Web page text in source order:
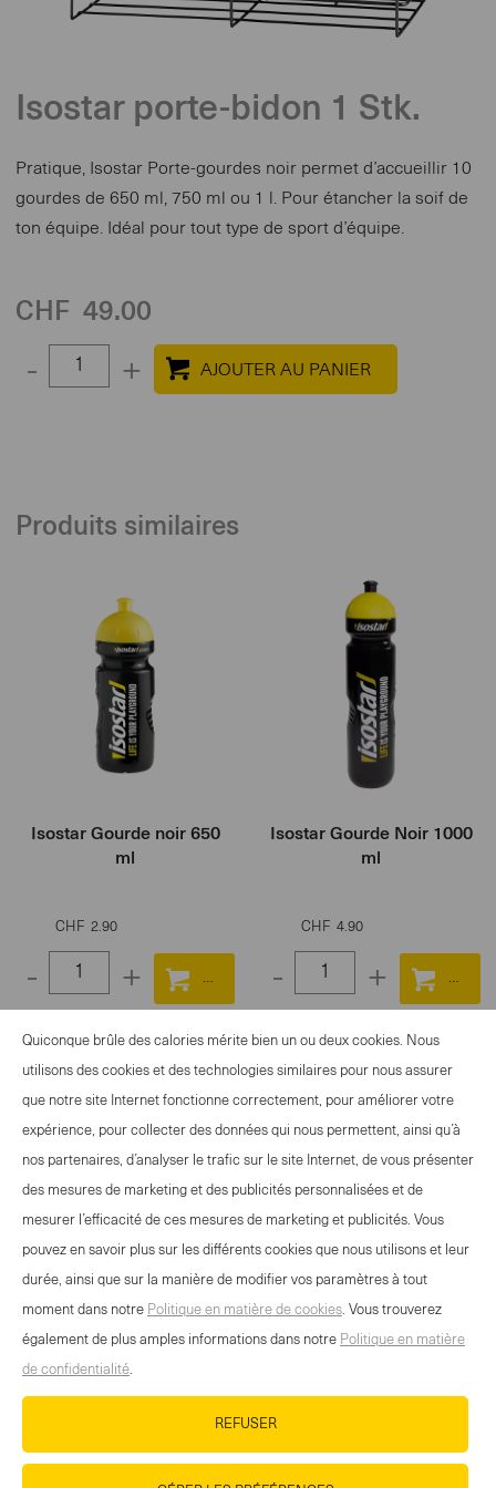
Isostar porte-bidon 1 Stk.
Pratique, Isostar Porte-gourdes noir permet d’accueillir 10
gourdes de 650 ml, 750 ml ou 1 l. Pour étancher la soif de
ton équipe. Idéal pour tout type de sport d’équipe.
CHF 49.00
- +
quantity
Produits similaires
Isostar Gourde noir 650
ml
CHF 2.90
- +Select
Isostar Gourde Noir 1000
ml
CHF 4.90
- +Select
100
CONTACT
NEWSLETTER
MENTIONS LÉGALES
DÉCLARATION DE PROTECTION DES
DONNÉES
DIRECTIVES RELATIVES AUX COOKIES
HTTPS://WWW.WANDER.CH/FR/BASE-DE-
DONNEES-DES-MEDIAS
Quiconque brûle des calories mérite bien un ou deux cookies. Nous
utilisons des cookies et des technologies similaires pour nous assurer
que notre site Internet fonctionne correctement, pour améliorer votre
expérience, pour collecter des données qui nous permettent, ainsi qu’à
nos partenaires, d’analyser le trafic sur le site Internet, de vous présenter
des mesures de marketing et des publicités personnalisées et de
mesurer l’efficacité de ces mesures de marketing et publicités. Vous
pouvez en savoir plus sur les différents cookies que nous utilisons et leur
durée, ainsi que sur la manière de modifier vos paramètres à tout
moment dans notre Politique en matière de cookies. Vous trouverez
également de plus amples informations dans notre Politique en matière
de confidentialité.
REFUSER